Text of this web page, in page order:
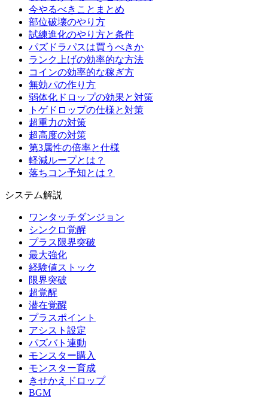
今やるべきことまとめ
部位破壊のやり方
試練進化のやり方と条件
パズドラパスは買うべきか
ランク上げの効率的な方法
コインの効率的な稼ぎ方
無効パの作り方
弱体化ドロップの効果と対策
トゲドロップの仕様と対策
超重力の対策
超高度の対策
第3属性の倍率と仕様
軽減ループとは？
落ちコン予知とは？
システム解説
ワンタッチダンジョン
シンクロ覚醒
プラス限界突破
最大強化
経験値ストック
限界突破
超覚醒
潜在覚醒
プラスポイント
アシスト設定
パズバト連動
モンスター購入
モンスター育成
きせかえドロップ
BGM